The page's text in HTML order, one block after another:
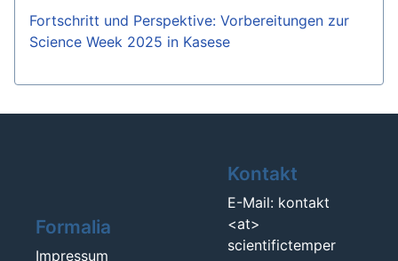
Fortschritt und Perspektive: Vorbereitungen zur
Science Week 2025 in Kasese
Formalia
Impressum
Kontakt
E-Mail: kontakt
<at>
scientifictemper